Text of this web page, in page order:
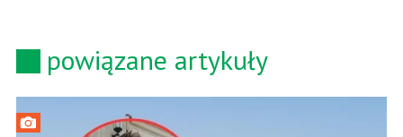
powiązane artykuły